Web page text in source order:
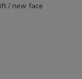
/ new face